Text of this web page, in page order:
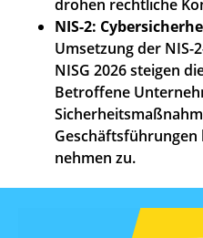
drohen rechtliche
NIS-2:
Umsetzung der NIS-
NISG 2026 steigen
Betroffene
nehmen zu.